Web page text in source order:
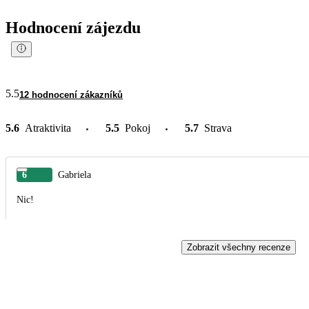
Hodnocení zájezdu
5.512 hodnocení zákazníků
5.6 Atraktivita 5.5 Pokoj 5.7 Strava
6 Gabriela
Nic!
Zobrazit všechny recenze